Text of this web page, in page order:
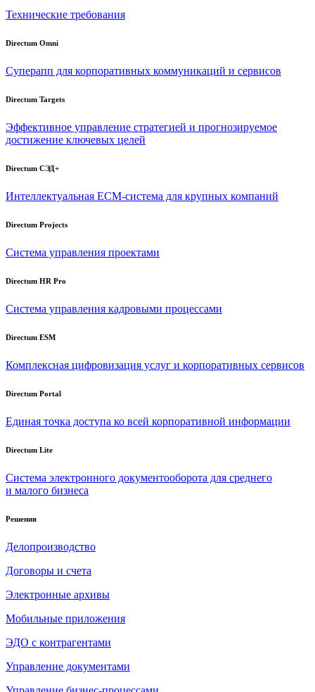
Технические требования
Directum Omni
Суперапп для корпоративных коммуникаций и сервисов
Directum Targets
Эффективное управление стратегией и прогнозируемое
достижение ключевых целей
Directum СЭД+
Интеллектуальная ECM-система для крупных компаний
Directum Projects
Система управления проектами
Directum HR Pro
Система управления кадровыми процессами
Directum ESM
Комплексная цифровизация услуг и корпоративных сервисов
Directum Portal
Единая точка доступа ко всей корпоративной информации
Directum Lite
Система электронного документооборота для среднего
и малого бизнеса
Решения
Делопроизводство
Договоры и счета
Электронные архивы
Мобильные приложения
ЭДО с контрагентами
Управление документами